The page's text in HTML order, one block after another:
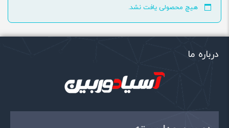
هیچ محصولی یافت نشد.
درباره ما